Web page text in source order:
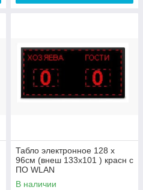
Табло электронное 128 х
96см (внеш 133х101 ) красн с
ПО WLAN
В наличии